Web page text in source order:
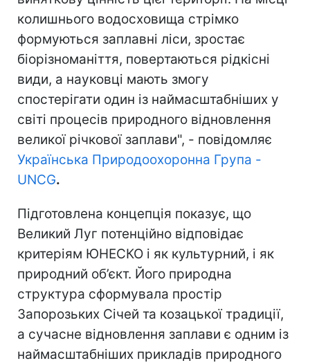
колишнього водосховища стрімко
формуються заплавні ліси, зростає
біорізноманіття, повертаються рідкісні
види, а науковці мають змогу
спостерігати один із наймасштабніших у
світі процесів природного відновлення
великої річкової заплави", - повідомляє
Українська Природоохоронна Група -
UNCG.
Підготовлена концепція показує, що
Великий Луг потенційно відповідає
критеріям ЮНЕСКО і як культурний, і як
природний об’єкт. Його природна
структура сформувала простір
Запорозьких Січей та козацької традиції,
а сучасне відновлення заплави є одним із
наймасштабніших прикладів природного